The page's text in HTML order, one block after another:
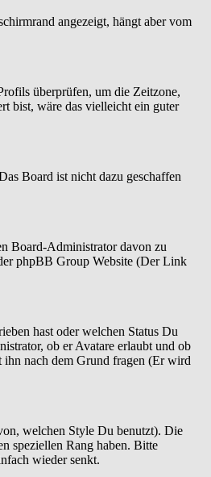
angezeigt, hängt aber vom
überprüfen, um die Zeitzone,
bist, wäre das vielleicht ein guter
Board ist nicht dazu geschaffen
Board-Administrator davon zu
phpBB Group Website (Der Link
hast oder welchen Status Du
ob er Avatare erlaubt und ob
ihn nach dem Grund fragen (Er wird
welchen Style Du benutzt). Die
speziellen Rang haben. Bitte
wieder senkt.